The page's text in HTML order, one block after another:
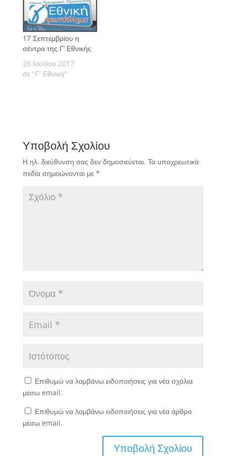
17 Σεπτεμβρίου η
σέντρα της Γ’ Εθνικής
26 Ιουλίου 2017
σε "Γ' Εθνική"
Υποβολή Σχολίου
Η ηλ. διεύθυνση σας δεν δημοσιεύεται. Τα υποχρεωτικά
πεδία σημειώνονται με *
Επιθυμώ να λαμβάνω ειδοποιήσεις για νέα σχόλια
μέσω email.
Επιθυμώ να λαμβάνω ειδοποιήσεις για νέα άρθρα
μέσω email.